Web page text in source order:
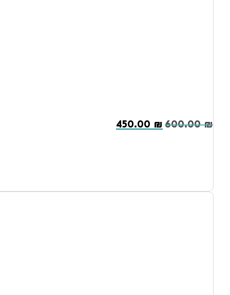
600.00₪
450.00 ₪